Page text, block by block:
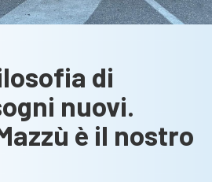
di
nuovi.
è il nostro